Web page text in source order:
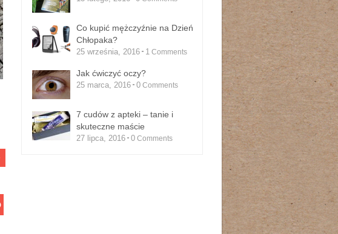
Co kupić mężczyźnie na Dzień
Chłopaka?
25 września, 2016 1Comments
Jak ćwiczyć oczy?
25 marca, 2016 0Comments
7 cudów z apteki – tanie i
skuteczne maście
27 lipca, 2016 0Comments